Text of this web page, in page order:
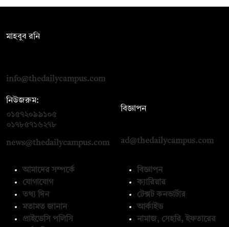
মাহবুব রনি
info@thedailycampus.com
নিউজরুম:
০১৫৭২০৯৯১০৫
০১৭৮৫৭১৬২৭৮
news@thedailycampus.com
বিজ্ঞাপন
ad@thedailycampus.com
আমাদের সম্পর্কে
যোগাযোগ
তথ্য দিন
মতামত জানান
প্রাইভেসি পলিসি
বিজ্ঞাপন
ক্যারিয়ার
টেক্সট কনভার্টার
আর্কাইভ
নামাজ, সেহরি, ইফতারের